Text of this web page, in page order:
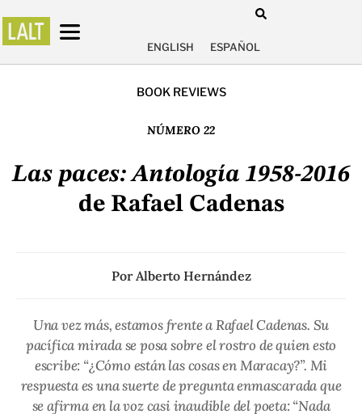
ENGLISH ESPAÑOL
BOOK REVIEWS
NÚMERO 22
Las paces: Antología 1958-2016
de Rafael Cadenas
PorAlberto Hernández
Una vez más, estamos frente a Rafael Cadenas. Su
pacífica mirada se posa sobre el rostro de quien esto
escribe: “¿Cómo están las cosas en Maracay?”. Mi
respuesta es una suerte de pregunta enmascarada que
se afirma en la voz casi inaudible del poeta: “Nada